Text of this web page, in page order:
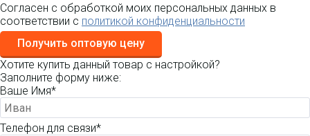
Согласен с обработкой моих персональных данных в
соответствии с политикой конфиденциальности
Получить оптовую цену
Хотите купить данный товар с настройкой?
Заполните форму ниже:
Ваше Имя*
Телефон для связи*